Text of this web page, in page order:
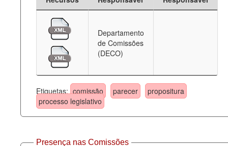
Departamento
de Comissões
(DECO)
Etiquetas: comissão parecer
propositura
processo legislativo
Presença nas Comissões